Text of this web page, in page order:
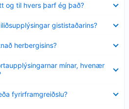
og til hvers þarf ég það?
gististaðarins?
herbergisins?
mínar, hvenær
fyrirframgreiðslu?